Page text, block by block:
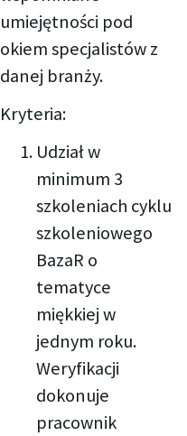
umiejętności pod
okiem specjalistów z
danej branży.
Kryteria:
Udział w
minimum 3
szkoleniach cyklu
szkoleniowego
BazaR o
tematyce
miękkiej w
jednym roku.
Weryfikacji
dokonuje
pracownik